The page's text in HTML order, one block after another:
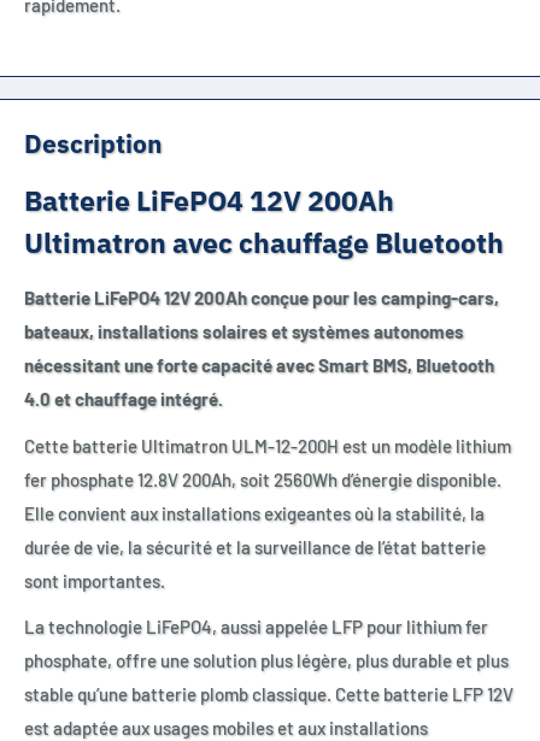
rapidement.
Description
Batterie LiFePO4 12V 200Ah
Ultimatron avec chauffage Bluetooth
Batterie LiFePO4 12V 200Ah conçue pour les camping-cars,
bateaux, installations solaires et systèmes autonomes
nécessitant une forte capacité avec Smart BMS, Bluetooth
4.0 et chauffage intégré.
Cette batterie Ultimatron ULM-12-200H est un modèle lithium
fer phosphate 12.8V 200Ah, soit 2560Wh d’énergie disponible.
Elle convient aux installations exigeantes où la stabilité, la
durée de vie, la sécurité et la surveillance de l’état batterie
sont importantes.
La technologie LiFePO4, aussi appelée LFP pour lithium fer
phosphate, offre une solution plus légère, plus durable et plus
stable qu’une batterie plomb classique. Cette batterie LFP 12V
est adaptée aux usages mobiles et aux installations